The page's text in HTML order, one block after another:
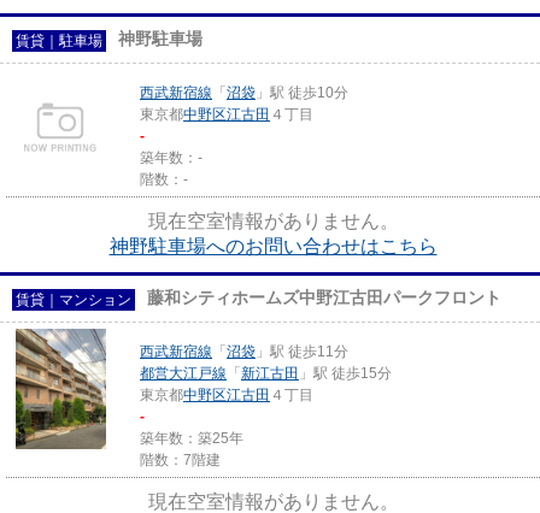
賃貸｜駐車場 神野駐車場
西武新宿線 「 沼袋 」駅 徒歩10分
東京都中野区江古田 ４丁目
-
築年数：-
階数：-
現在空室情報がありません。
神野駐車場へのお問い合わせはこちら
賃貸｜マンション 藤和シティホームズ中野江古田パークフロント
西武新宿線 「 沼袋 」駅 徒歩11分
都営大江戸線 「 新江古田 」駅 徒歩15分
東京都中野区江古田 ４丁目
-
築年数：築25年
階数：7階建
現在空室情報がありません。